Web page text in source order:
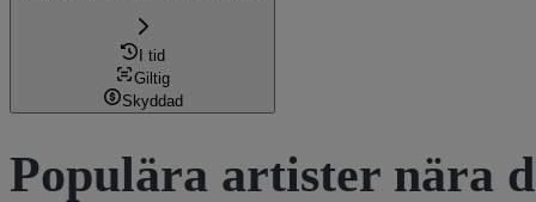
I tid
Giltig
Skyddad
Populära artister nära